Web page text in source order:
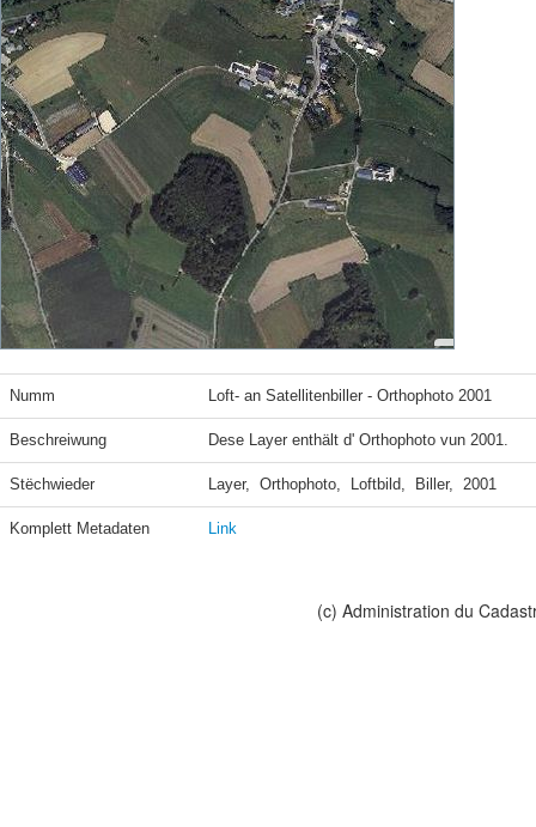
Numm Loft- an Satellitenbiller - Orthophoto 2001
Beschreiwung Dese Layer enthält d' Orthophoto vun 2001.
Stëchwieder Layer,  Orthophoto,  Loftbild,  Biller,  2001
Komplett Metadaten Link
(c) Administration du